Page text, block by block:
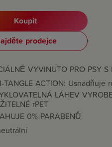
Koupit
prodejce
VYVINUTO PRO PSY
TANGLE ACTION: Usnadňuje
LÁHEV
rPET
0% PARABENŮ